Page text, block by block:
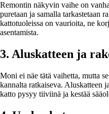
Remontin näkyvin vaihe on
puretaan ja samalla tarkastetaan
kattotuoleissa on vaurioita, ne
asentamista.
3. Aluskatteen ja
Moni ei näe tätä vaihetta, mutta
kannalta ratkaiseva. Aluskatteen
katto pysyy tiiviinä ja kestää